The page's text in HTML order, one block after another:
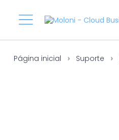
Página inicial Suporte